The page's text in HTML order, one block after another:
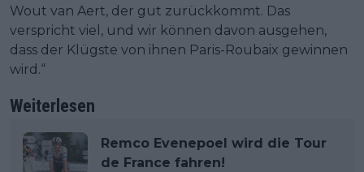
Wout van Aert, der gut zurückkommt. Das
verspricht viel, und wir können davon ausgehen,
dass der Klügste von ihnen Paris-Roubaix gewinnen
wird.“
Weiterlesen
Remco Evenepoel wird die Tour
de France fahren!